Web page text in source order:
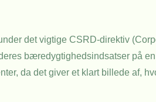
det vigtige CSRD-direktiv
bæredygtighedsindsatser på
da det giver et klart billede af,